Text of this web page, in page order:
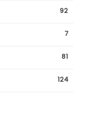
92
7
81
124